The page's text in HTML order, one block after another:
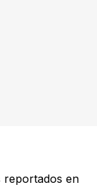
reportados en